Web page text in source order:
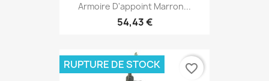
Armoire D'appoint Marron...
54,43 €
RUPTURE DE STOCK favorite_border